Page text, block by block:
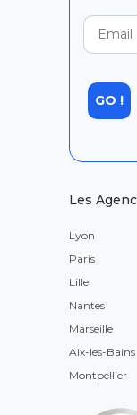
Les
Lyon
Paris
Lille
Nantes
Marseille
Aix-les-Bains
Montpellier